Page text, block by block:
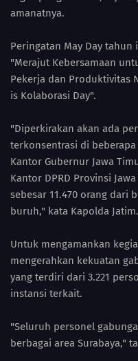
amanatnya.
Peringatan May Day
"Merajut Kebersamaan
Pekerja dan Produktivitas
is Kolaborasi Day".
"Diperkirakan akan ada
terkonsentrasi di
Kantor Gubernur Jawa
Kantor DPRD Provinsi
sebesar 11.470 orang dari
buruh," kata Kapolda Jatim.
Untuk mengamankan
mengerahkan kekuatan
yang terdiri dari 3.221
instansi terkait.
"Seluruh personel
berbagai area Surabaya,"